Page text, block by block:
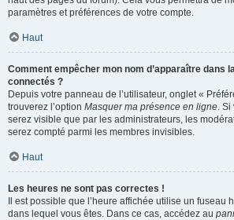
paramètres et préférences de votre compte.
Haut
Comment empêcher mon nom d’apparaître dans
connectés ?
Depuis votre panneau de l’utilisateur, onglet «
trouverez l’option Masquer ma présence en ligne. Si
serez visible que par les administrateurs, les
serez compté parmi les membres invisibles.
Haut
Les heures ne sont pas correctes !
Il est possible que l’heure affichée utilise un fuseau
dans lequel vous êtes. Dans ce cas, accédez au